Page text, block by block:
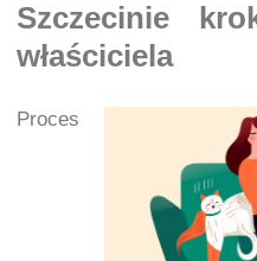
Szczecinie
właściciela
Proces